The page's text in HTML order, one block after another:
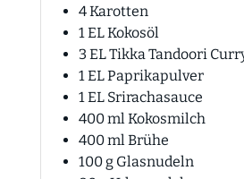
4Karotten
1ELKokosöl
3 ELTikka Tandoori
1ELPaprikapulver
1EL Srirachasauce
400mlKokosmilch
400mlBrühe
100g Glasnudeln